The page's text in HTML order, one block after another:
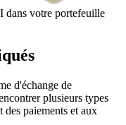
populaires
votre portefeuille
d'échange de
plusieurs types
des paiements et aux